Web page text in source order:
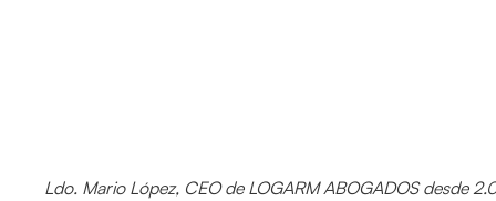
Ldo. Mario López, CEO de LOGARM ABOGADOS desde